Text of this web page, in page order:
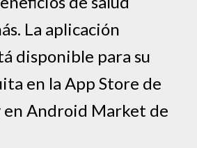
La aplicación
disponible para su
en la App Store de
en Android Market de